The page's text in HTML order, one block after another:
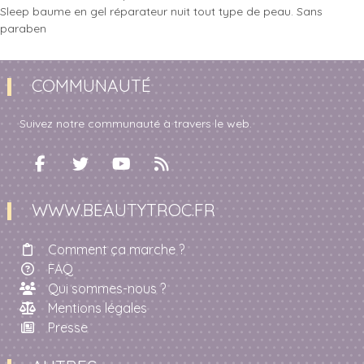
Sleep baume en gel réparateur nuit tout type de peau. Sans
paraben
COMMUNAUTÉ
Suivez notre communauté à travers le web.
WWW.BEAUTYTROC.FR
Comment ça marche ?
FAQ
Qui sommes-nous ?
Mentions légales
Presse